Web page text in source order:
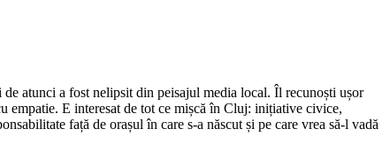
atunci a fost nelipsit din peisajul media local. Îl recunoști ușor
empatie. E interesat de tot ce mișcă în Cluj: inițiative civice,
față de orașul în care s-a născut și pe care vrea să-l vadă